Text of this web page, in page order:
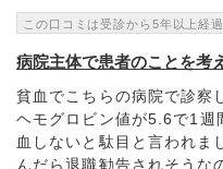
この口コミは受診から5年以上経
病院主体で患者のことを考
貧血でこちらの病院で診察
ヘモグロビン値が5.6で1週
血しないと駄目と言われま
んだら退職勧告されそうな